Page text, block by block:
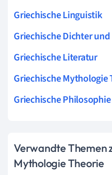
Griechische Linguistik
Griechische Dichter
Griechische Literatur
Griechische Mythologie
Griechische
Verwandte Themen
Mythologie Theorie